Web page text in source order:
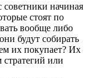
советники начиная
стоят по
вообще либо
будут собирать
их покупает? Их
или